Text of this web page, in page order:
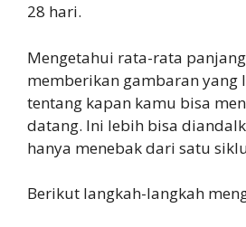
28 hari.
Mengetahui rata-rata
memberikan gambaran yang
tentang kapan kamu bisa
datang. Ini lebih bisa
hanya menebak dari satu
Berikut langkah-langkah